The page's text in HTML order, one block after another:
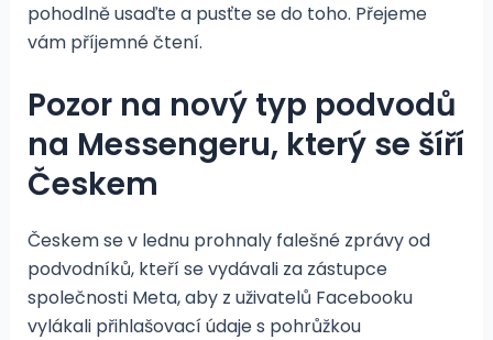
pohodlně usaďte a pusťte se do toho. Přejeme
vám příjemné čtení.
Pozor na nový typ podvodů
na Messengeru, který se šíří
Českem
Českem se v lednu prohnaly falešné zprávy od
podvodníků, kteří se vydávali za zástupce
společnosti Meta, aby z uživatelů Facebooku
vylákali přihlašovací údaje s pohrůžkou